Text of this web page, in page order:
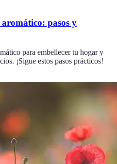
pasos y
para embellecer tu hogar y
¡Sigue estos pasos prácticos!